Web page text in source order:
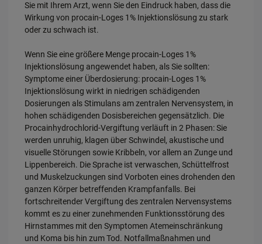
Sie mit Ihrem Arzt, wenn Sie den Eindruck haben, dass die
Wirkung von procain-Loges 1% Injektionslösung zu stark
oder zu schwach ist.
Wenn Sie eine größere Menge procain-Loges 1%
Injektionslösung angewendet haben, als Sie sollten:
Symptome einer Überdosierung: procain-Loges 1%
Injektionslösung wirkt in niedrigen schädigenden
Dosierungen als Stimulans am zentralen Nervensystem, in
hohen schädigenden Dosisbereichen gegensätzlich. Die
Procainhydrochlorid-Vergiftung verläuft in 2 Phasen: Sie
werden unruhig, klagen über Schwindel, akustische und
visuelle Störungen sowie Kribbeln, vor allem an Zunge und
Lippenbereich. Die Sprache ist verwaschen, Schüttelfrost
und Muskelzuckungen sind Vorboten eines drohenden den
ganzen Körper betreffenden Krampfanfalls. Bei
fortschreitender Vergiftung des zentralen Nervensystems
kommt es zu einer zunehmenden Funktionsstörung des
Hirnstammes mit den Symptomen Atemeinschränkung
und Koma bis hin zum Tod. Notfallmaßnahmen und